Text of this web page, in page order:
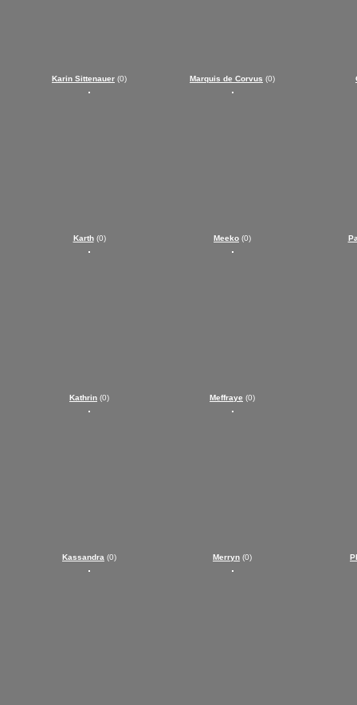
Karin Sittenauer (0)
Karth(0)
Kathrin (0)
Kassandra (0)
Marquis de Corvus (0)
Meeko (0)
Meffraye (0)
Merryn (0)